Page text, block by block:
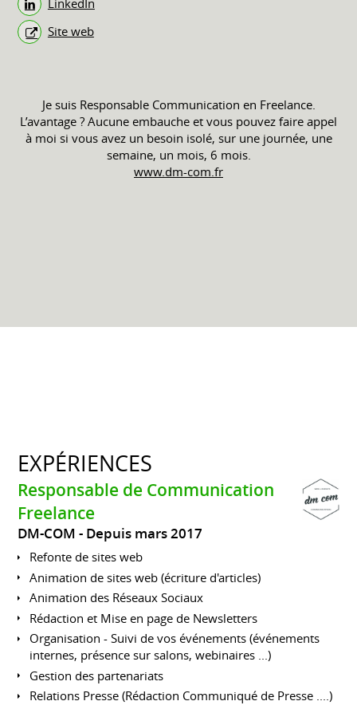
LinkedIn
Site web
Je suis Responsable Communication en Freelance.
L’avantage ? Aucune embauche et vous pouvez faire appel
à moi si vous avez un besoin isolé, sur une journée, une
semaine, un mois, 6 mois.
www.dm-com.fr
EXPÉRIENCES
Responsable de Communication
Freelance
DM-COM Depuis mars 2017
Refonte de sites web
Animation de sites web (écriture d'articles)
Animation des Réseaux Sociaux
Rédaction et Mise en page de Newsletters
Organisation - Suivi de vos événements (événements
internes, présence sur salons, webinaires ...)
Gestion des partenariats
Relations Presse (Rédaction Communiqué de Presse ....)